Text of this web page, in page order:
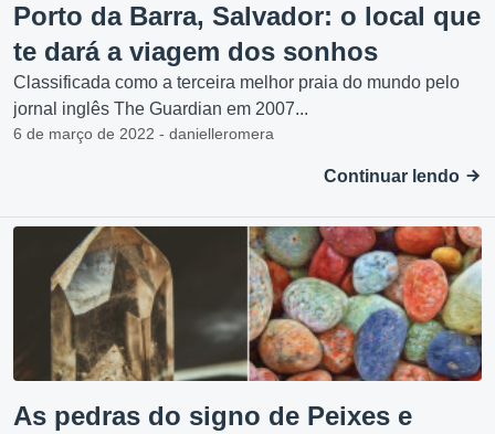
Porto da Barra, Salvador: o local que
te dará a viagem dos sonhos
Classificada como a terceira melhor praia do mundo pelo
jornal inglês The Guardian em 2007...
6 de março de 2022 - danielleromera
Continuar lendo
As pedras do signo de Peixes e